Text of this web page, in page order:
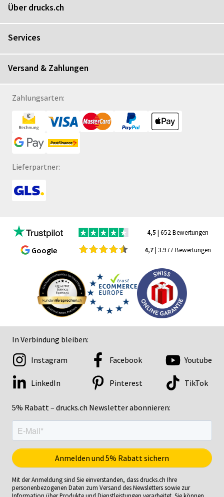
Über drucks.ch
Services
Versand & Zahlungen
Zahlungsarten:
Lieferpartner:
4,5 | 652 Bewertungen
Google 4,7| 3.977 Bewertungen
In Verbindung bleiben:
5% Rabatt – drucks.ch Newsletter abonnieren:
Instagram Facebook Youtube
LinkedIn Pinterest TikTok
Mit der Anmeldung sind Sie einverstanden, dass drucks.ch Ihre
personenbezogenen Daten zum Versand des Newsletters sowie zur